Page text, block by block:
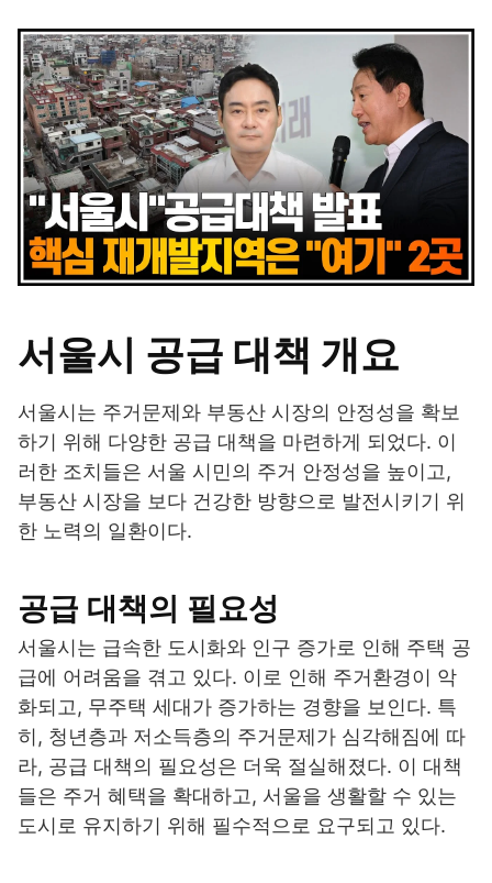
서울시 공급 대책 개요
서울시는 주거문제와 부동산 시장의 안정성을 확보
하기 위해 다양한 공급 대책을 마련하게 되었다. 이
러한 조치들은 서울 시민의 주거 안정성을 높이고,
부동산 시장을 보다 건강한 방향으로 발전시키기 위
한 노력의 일환이다.
공급 대책의 필요성
서울시는 급속한 도시화와 인구 증가로 인해 주택 공
급에 어려움을 겪고 있다. 이로 인해 주거환경이 악
화되고, 무주택 세대가 증가하는 경향을 보인다. 특
히, 청년층과 저소득층의 주거문제가 심각해짐에 따
라, 공급 대책의 필요성은 더욱 절실해졌다. 이 대책
들은 주거 혜택을 확대하고, 서울을 생활할 수 있는
도시로 유지하기 위해 필수적으로 요구되고 있다.